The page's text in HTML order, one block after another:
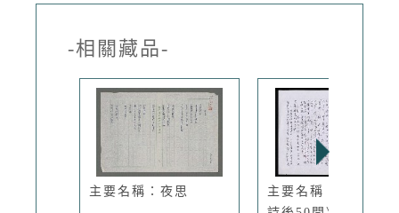
-相關藏品-
主要名稱：夜思
主要名稱：向明《新